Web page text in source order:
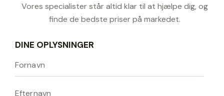
Vores specialister står altid klar til at hjælpe dig, og
finde de bedste priser på markedet.
DINE OPLYSNINGER